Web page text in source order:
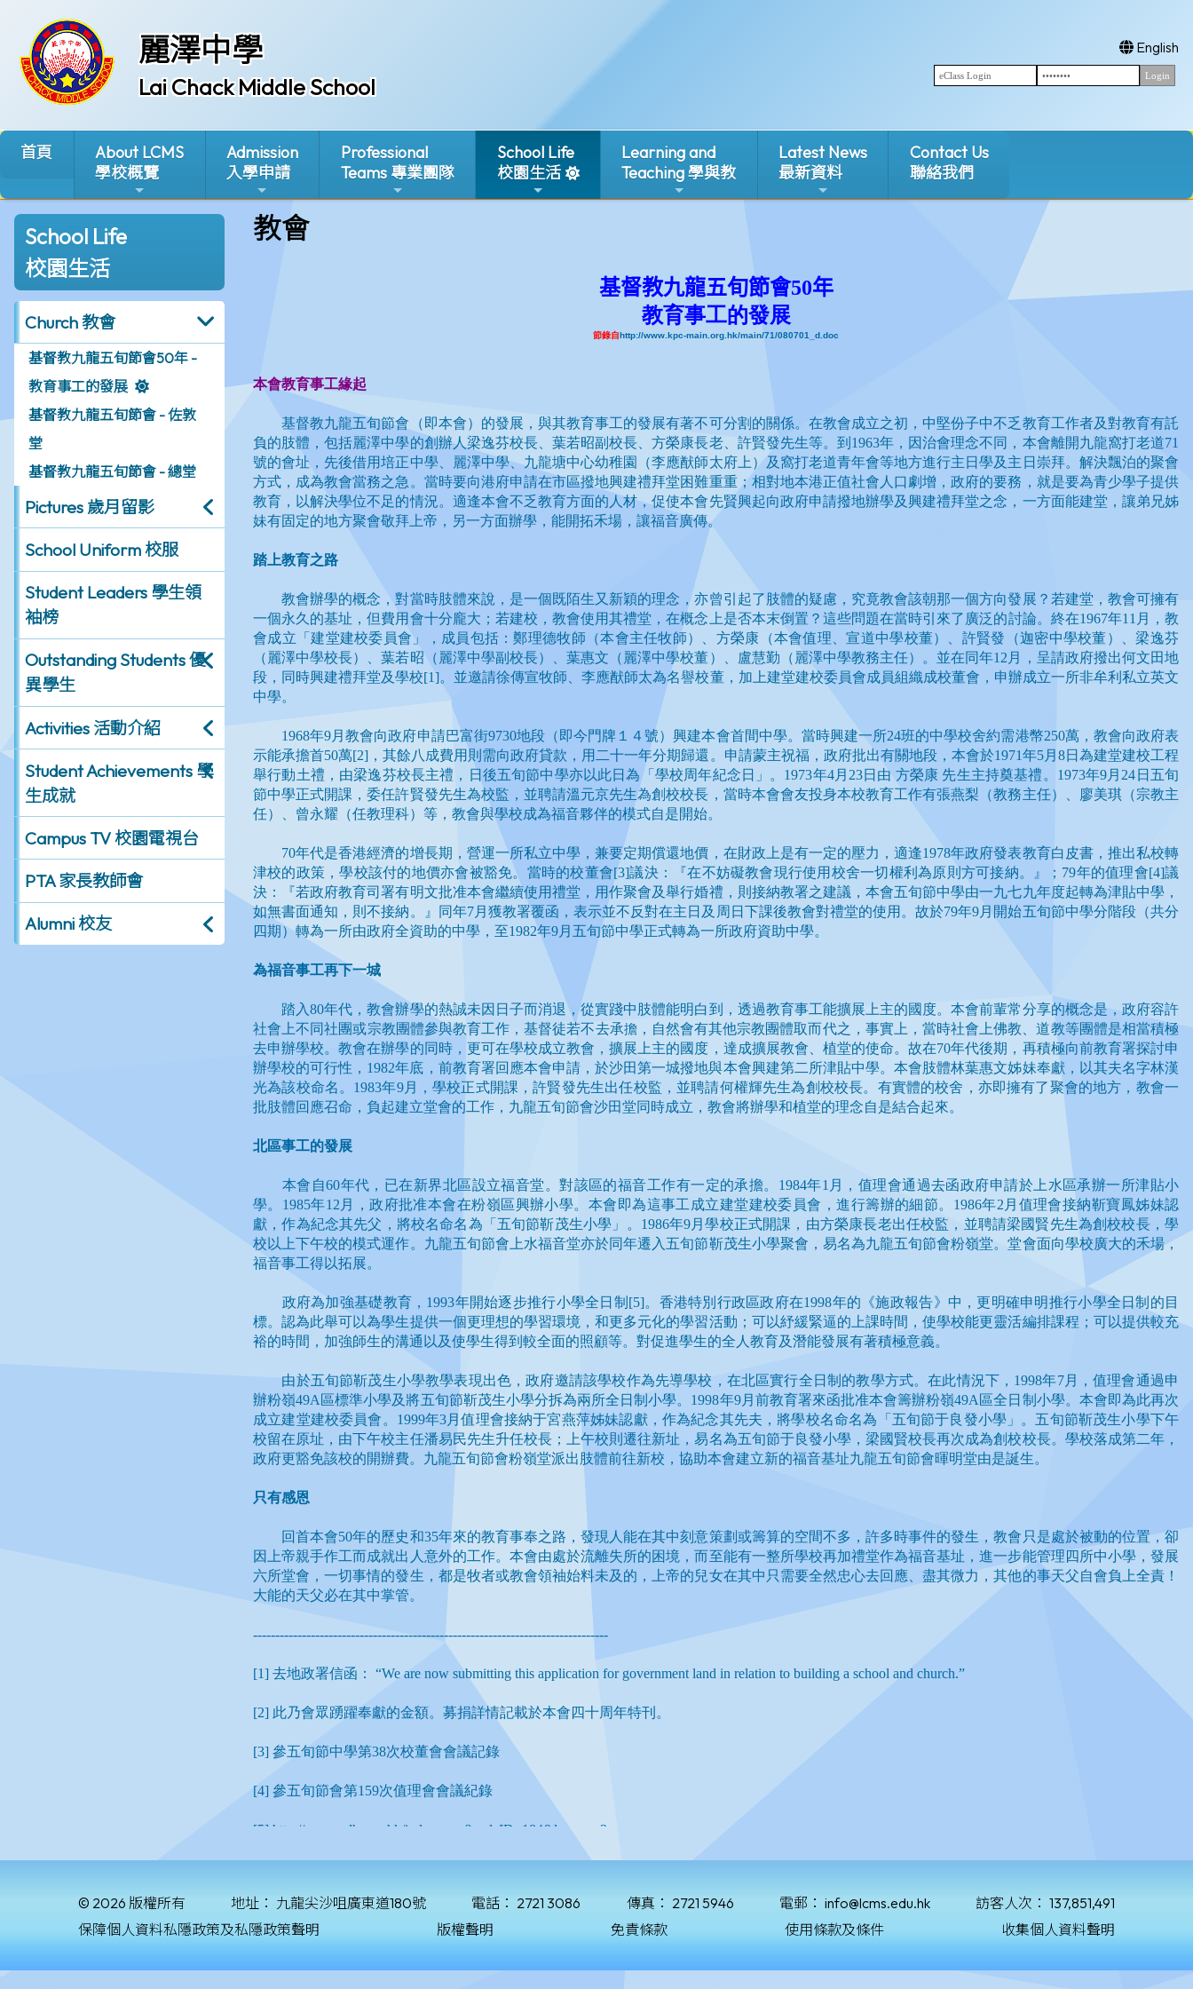
麗澤中學
Lai Chack Middle School
English
首頁
About LCMS
學校概覽
Admission
入學申請
Professional
Teams 專業團隊
School Life
校園生活
Learning and
Teaching 學與教
Latest News
最新資料
Contact Us
聯絡我們
School Life
校園生活
Church 教會
基督教九龍五旬節會50年 -
教育事工的發展
基督教九龍五旬節會 - 佐敦
堂
基督教九龍五旬節會 - 總堂
Pictures 歲月留影
School Uniform 校服
Student Leaders 學生領
袖榜
Outstanding Students 優
異學生
Activities 活動介紹
Student Achievements 學
生成就
Campus TV 校園電視台
PTA 家長教師會
Alumni 校友
教會
© 2026 版權所有 地址： 九龍尖沙咀廣東道180號 電話： 2721 3086 傳真： 2721 5946 電郵： info@lcms.edu.hk 訪客人次： 137,851,491
保障個人資料私隱政策及私隱政策聲明
版權聲明 免責條款 使用條款及條件 收集個人資料聲明